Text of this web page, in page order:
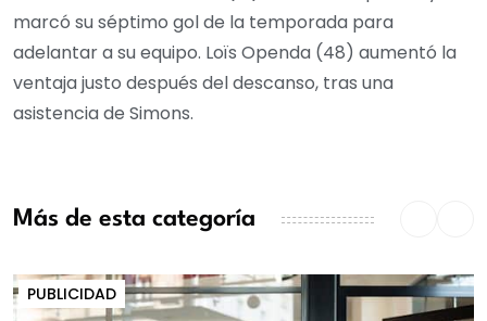
marcó su séptimo gol de la temporada para
adelantar a su equipo. Loïs Openda (48) aumentó la
ventaja justo después del descanso, tras una
asistencia de Simons.
Más de esta categoría
PUBLICIDAD